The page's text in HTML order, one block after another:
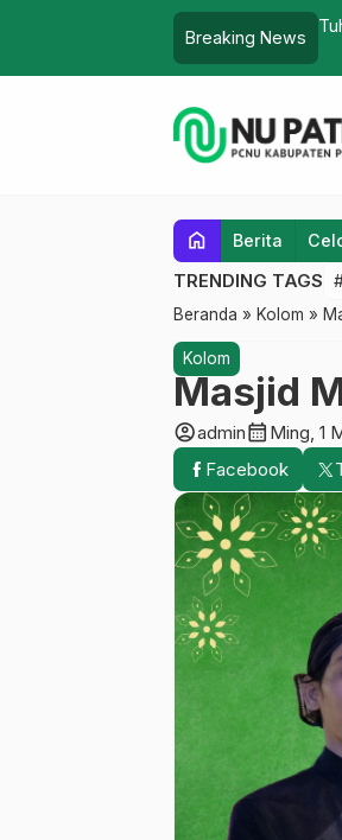
Breaking News
home Berita
TRENDING TAGS
Beranda » Kolom »
Kolom
Masjid
account_circleadmincalendar_month Ming, 1
Facebook